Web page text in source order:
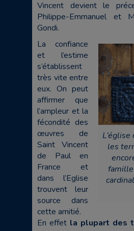
Vincent devient le
Philippe-Emmanuel et
Gondi.
les
famille
La confiance
et l’estime
s’établissent
très vite entre
eux. On peut
affirmer que
l’ampleur et la
fécondité des
œuvres de
Saint Vincent
de Paul en
France et
dans l’Eglise
trouvent leur
source dans
cette amitié.
En effet la plupart des